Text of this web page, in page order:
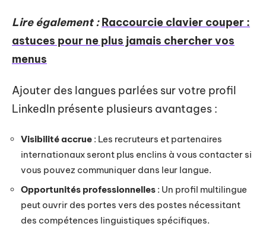
Lire également : Raccourcie clavier couper :
astuces pour ne plus jamais chercher vos
menus
Ajouter des langues parlées sur votre profil
LinkedIn présente plusieurs avantages :
Visibilité accrue : Les recruteurs et partenaires
internationaux seront plus enclins à vous contacter si
vous pouvez communiquer dans leur langue.
Opportunités professionnelles : Un profil multilingue
peut ouvrir des portes vers des postes nécessitant
des compétences linguistiques spécifiques.